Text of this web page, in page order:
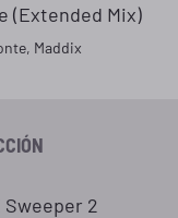
(Extended Mix)
Maddix
Sweeper 2